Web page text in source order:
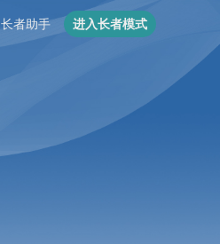
长者助手 进入长者模式